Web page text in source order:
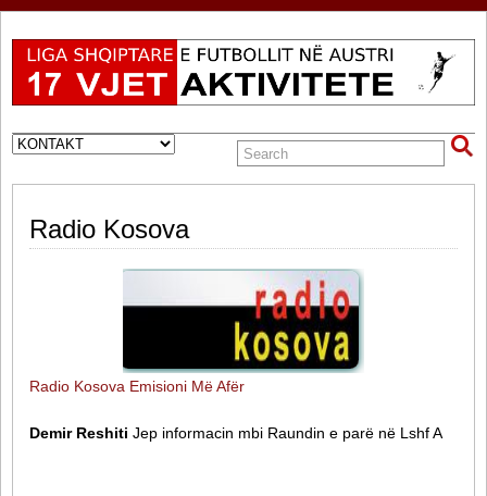
Radio Kosova
Radio Kosova Emisioni Më Afër
Demir Reshiti Jep informacin mbi Raundin e parë në Lshf A